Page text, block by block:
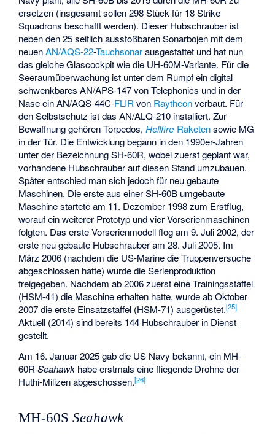
ersetzen (insgesamt sollen 298 Stück für 18 Strike
Squadrons beschafft werden). Dieser Hubschrauber ist
neben den 25 seitlich ausstoßbaren Sonarbojen mit dem
neuenAN/AQS-22-Tauchsonarausgestattet und hat nun
das gleiche Glascockpit wie die UH-60M-Variante. Für die
Seeraumüberwachung ist unter dem Rumpf ein digital
schwenkbaresAN/APS-147von Telephonics und in der
Nase einAN/AQS-44C-FLIR von Raytheonverbaut. Für
den Selbstschutz ist dasAN/ALQ-210 installiert. Zur
Bewaffnung gehören Torpedos,Hellfire-Raketensowie MG
in der Tür. Die Entwicklung begann in den 1990er-Jahren
unter der Bezeichnung SH-60R, wobei zuerst geplant war,
vorhandene Hubschrauber auf diesen Stand umzubauen.
Später entschied man sich jedoch für neu gebaute
Maschinen. Die erste aus einer SH-60B umgebaute
Maschine startete am 11. Dezember 1998 zum Erstflug,
worauf ein weiterer Prototyp und vier Vorserienmaschinen
folgten. Das erste Vorserienmodell flog am 9. Juli 2002, der
erste neu gebaute Hubschrauber am 28. Juli 2005. Im
März 2006 (nachdem die US-Marine die Truppenversuche
abgeschlossen hatte) wurde die Serienproduktion
freigegeben. Nachdem ab 2006 zuerst eine Trainingsstaffel
(HSM-41) die Maschine erhalten hatte, wurde ab Oktober
2007 die erste Einsatzstaffel (HSM-71) ausgerüstet.[25]
Aktuell (2014) sind bereits 144 Hubschrauber in Dienst
gestellt.
Am 16. Januar 2025 gab die US Navy bekannt, ein MH-
60RSeahawk habe erstmals eine fliegende Drohne der
Huthi-Milizen abgeschossen.[26]
MH-60SSeahawk